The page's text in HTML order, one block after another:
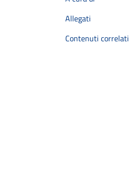
Allegati
Contenuti correlati